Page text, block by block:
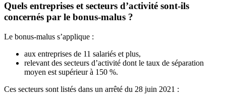
Quels entreprises et secteurs d’activité sont-ils
concernés par le bonus-malus ?
Le bonus-malus s’applique :
aux entreprises de 11 salariés et plus,
relevant des secteurs d’activité dont le taux de séparation
moyen est supérieur à 150 %.
Ces secteurs sont listés dans un arrêté du 28 juin 2021 :